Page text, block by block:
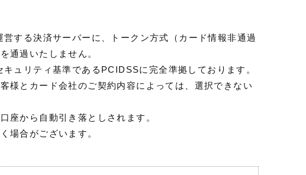
する決済サーバーに、トークン方式（カード情報非通過
通過いたしません。
ュリティ基準であるPCIDSSに完全準拠しております。
様とカード会社のご契約内容によっては、選択できない
座から自動引き落としされます。
場合がございます。